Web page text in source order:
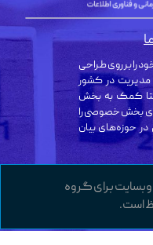
برای گروه
است.
را بر روی طراحی
مدیریت در کشور
کمک به بخش
بخش خصوصی را
حوزه‌های بیان